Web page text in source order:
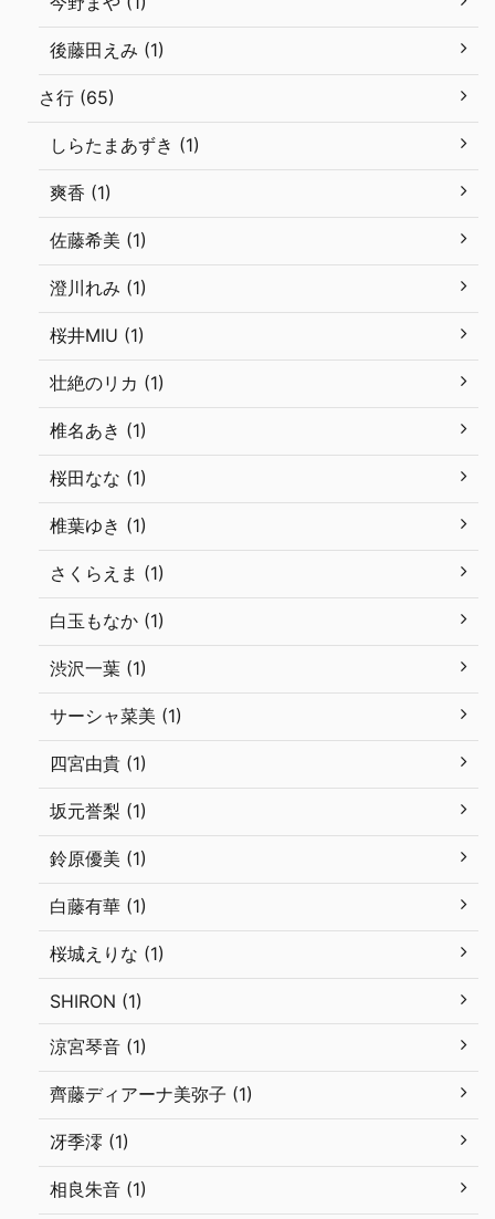
後藤田えみ (1)
さ行 (65)
しらたまあずき (1)
爽香 (1)
佐藤希美 (1)
澄川れみ (1)
桜井MIU (1)
壮絶のリカ (1)
椎名あき (1)
桜田なな (1)
椎葉ゆき (1)
さくらえま (1)
白玉もなか (1)
渋沢一葉 (1)
サーシャ菜美 (1)
四宮由貴 (1)
坂元誉梨 (1)
鈴原優美 (1)
白藤有華 (1)
桜城えりな (1)
SHIRON (1)
涼宮琴音 (1)
齊藤ディアーナ美弥子 (1)
冴季澪 (1)
相良朱音 (1)